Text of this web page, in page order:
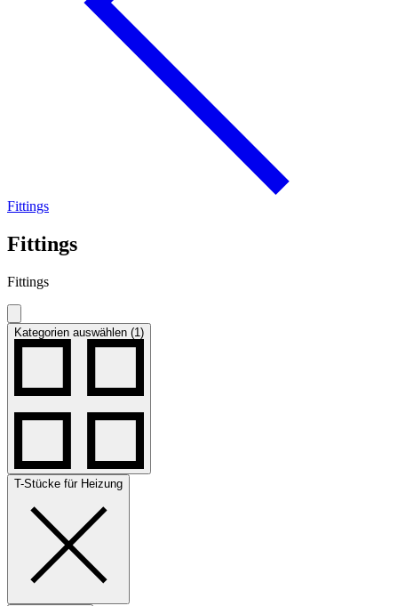
Fittings
Fittings
Fittings
Kategorien auswählen (1)
T-Stücke für Heizung